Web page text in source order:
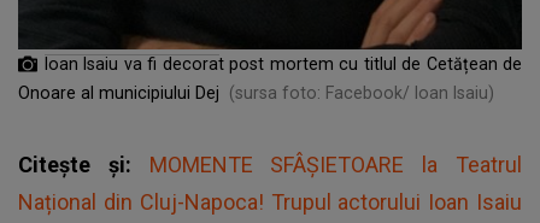
Ioan Isaiu va fi decorat post mortem cu titlul de Cetățean de
Onoare al municipiului Dej
(sursa foto: Facebook/ Ioan Isaiu)
Citește și: MOMENTE SFÂȘIETOARE la Teatrul
Național din Cluj-Napoca! Trupul actorului Ioan Isaiu